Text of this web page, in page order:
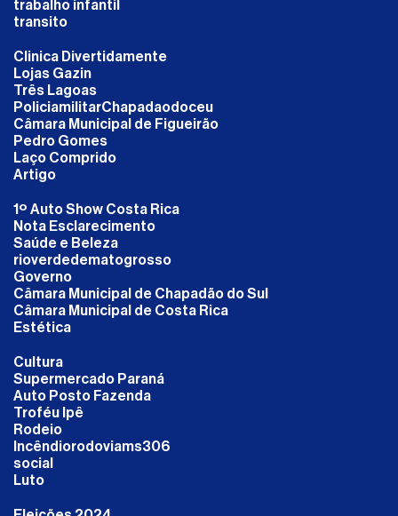
trabalho infantil
transito
Clinica Divertidamente
Lojas Gazin
Três Lagoas
PoliciamilitarChapadaodoceu
Câmara Municipal de Figueirão
Pedro Gomes
Laço Comprido
Artigo
1º Auto Show Costa Rica
Nota Esclarecimento
Saúde e Beleza
rioverdedematogrosso
Governo
Câmara Municipal de Chapadão do Sul
Câmara Municipal de Costa Rica
Estética
Cultura
Supermercado Paraná
Auto Posto Fazenda
Troféu Ipê
Rodeio
Incêndiorodoviams306
social
Luto